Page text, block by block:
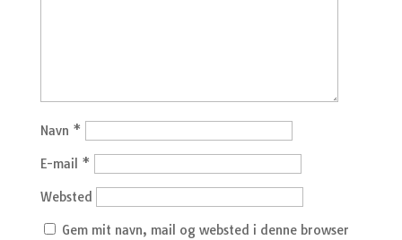
Navn *
E-mail *
Websted
Gem mit navn, mail og websted i denne browser